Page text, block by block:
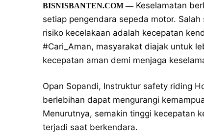
BISNISBANTEN.COM —Keselamatan
setiap pengendara sepeda motor.
risiko kecelakaan adalah kecepatan
#Cari_Aman, masyarakat diajak untuk
kecepatan aman demi menjaga
Opan Sopandi, Instruktur safety riding
berlebihan dapat mengurangi
Menurutnya, semakin tinggi kecepatan
terjadi saat berkendara.